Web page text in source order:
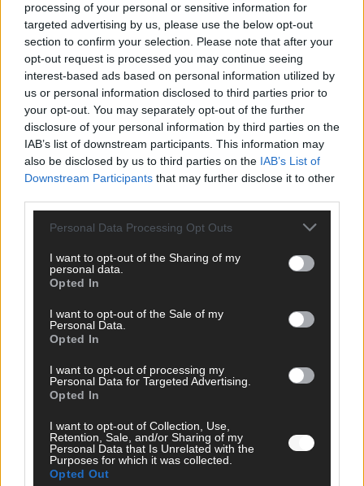
processing of your personal or sensitive information for
targeted advertising by us, please use the below opt-out
section to confirm your selection. Please note that after your
opt-out request is processed you may continue seeing
interest-based ads based on personal information utilized by
us or personal information disclosed to third parties prior to
your opt-out. You may separately opt-out of the further
disclosure of your personal information by third parties on the
IAB’s list of downstream participants. This information may
also be disclosed by us to third parties on the IAB’s List of
Downstream Participants that may further disclose it to other
Personal Data Processing Opt Outs
I want to opt-out of the Sharing of my
personal data.
Opted In
I want to opt-out of the Sale of my
Personal Data.
Opted In
I want to opt-out of processing my
Personal Data for Targeted Advertising.
Opted In
I want to opt-out of Collection, Use,
Retention, Sale, and/or Sharing of my
Personal Data that Is Unrelated with the
Purposes for which it was collected.
Opted Out
Nachrichtenplattform mit Sitz in Stuttgart. Unsere Redaktion
berichtet fundiert, verständlich und aktuell über das Geschehen
in der Region, in Deutschland und der Welt. Wir verbinden
klassisches journalistisches Handwerk mit modernen
Erzählformen – klar, zuverlässig und nah an den Menschen.
JETZT ANGESAGT
Neue Themenwelt, neues Café, neue
Westernstadt: Der Europa-Park 2026 setzt auf
viele Highlights
EXTRA
Juni 2026